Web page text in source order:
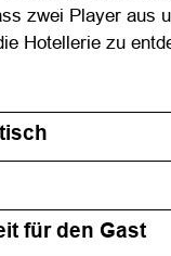
zwei Player aus
Hotellerie zu
für den Gast